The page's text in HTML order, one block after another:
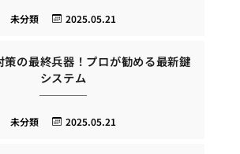
2025.05.21
未分類
策の最終兵器！プロが勧める最新鍵
システム
2025.05.21
未分類